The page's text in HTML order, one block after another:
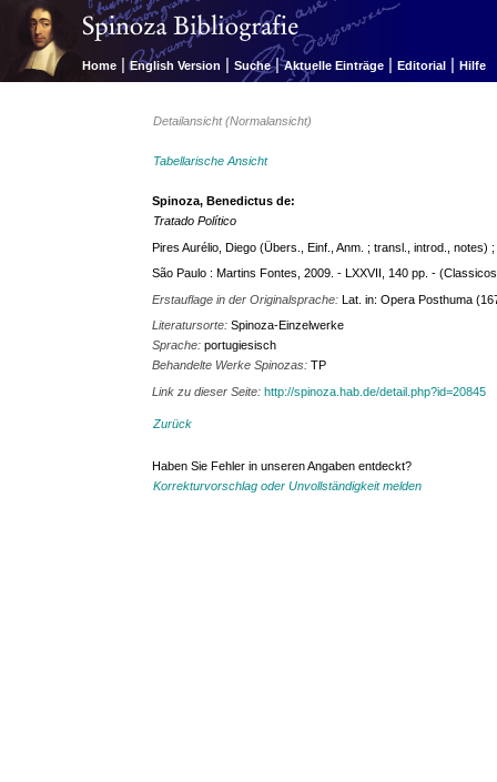
Home | English Version | Suche | Aktuelle Einträge | Editorial | Hilfe
Detailansicht (Normalansicht)
Tabellarische Ansicht
Spinoza, Benedictus de:
Tratado Político
Pires Aurélio, Diego (Übers., Einf., Anm. ; transl., introd., notes)
São Paulo : Martins Fontes, 2009. - LXXVII, 140 pp. -
Erstauflage in der Originalsprache:Lat. in: Opera Posthuma
Literatursorte:Spinoza-Einzelwerke
Sprache:portugiesisch
Behandelte Werke Spinozas:TP
Link zu dieser Seite:http://spinoza.hab.de/detail.php?id=20845
Zurück
Haben Sie Fehler in unseren Angaben entdeckt?
Korrekturvorschlag oder Unvollständigkeit melden